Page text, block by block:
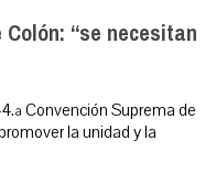
“se necesitan
Convención Suprema de
la unidad y la